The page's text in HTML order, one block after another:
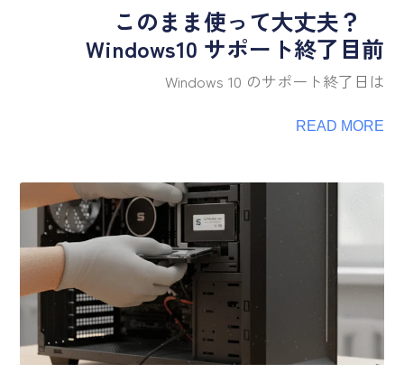
このまま使って大丈夫？
Windows10 サポート終了目前
Windows 10 のサポート終了日は
READ MORE